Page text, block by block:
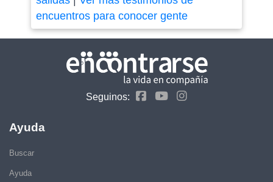
encuentros para conocer gente
Seguinos:
Ayuda
Buscar
Ayuda